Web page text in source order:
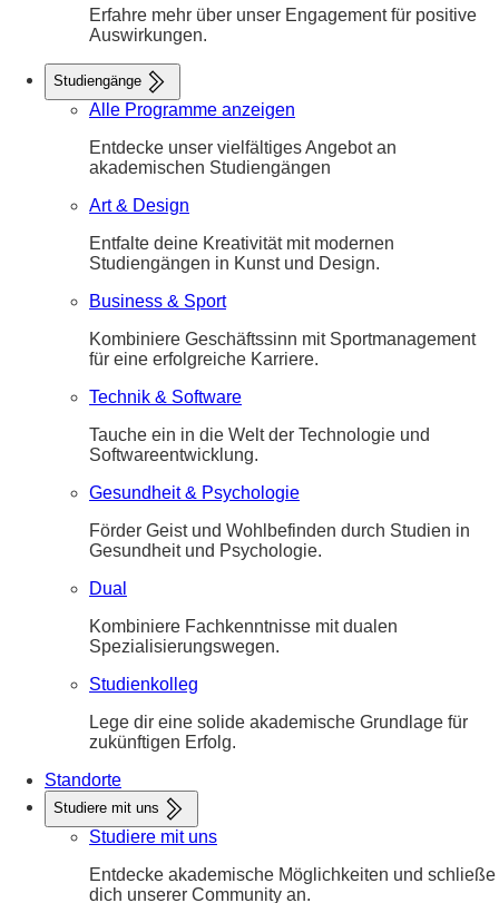
Erfahre mehr über unser Engagement für positive
Auswirkungen.
Studiengänge
Alle Programme anzeigen
Entdecke unser vielfältiges Angebot an
akademischen Studiengängen
Art & Design
Entfalte deine Kreativität mit modernen
Studiengängen in Kunst und Design.
Business & Sport
Kombiniere Geschäftssinn mit Sportmanagement
für eine erfolgreiche Karriere.
Technik & Software
Tauche ein in die Welt der Technologie und
Softwareentwicklung.
Gesundheit & Psychologie
Förder Geist und Wohlbefinden durch Studien in
Gesundheit und Psychologie.
Dual
Kombiniere Fachkenntnisse mit dualen
Spezialisierungswegen.
Studienkolleg
Lege dir eine solide akademische Grundlage für
zukünftigen Erfolg.
Standorte
Studiere mit uns
Studiere mit uns
Entdecke akademische Möglichkeiten und schließe
dich unserer Community an.